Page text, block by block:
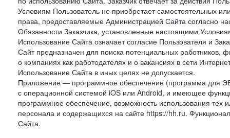
Условиям Пользователь не приобретает самостоятельных
права, предоставляемые Администрацией Сайта согласно
Обязанности Заказчика, установленные настоящими
Использование Сайта означает согласие Пользователя и
Сайт предназначен для поиска потенциальных
о компаниях как работодателях и о вакансиях в сети
Использование Сайта в иных целях не допускается.
Приложение — программное обеспечение (программа для
с операционной системой iOS или Android, и имеющее
программное обеспечение, возможность использования
персонала и содержащихся на сайте https://hh.ru.
Сайта.